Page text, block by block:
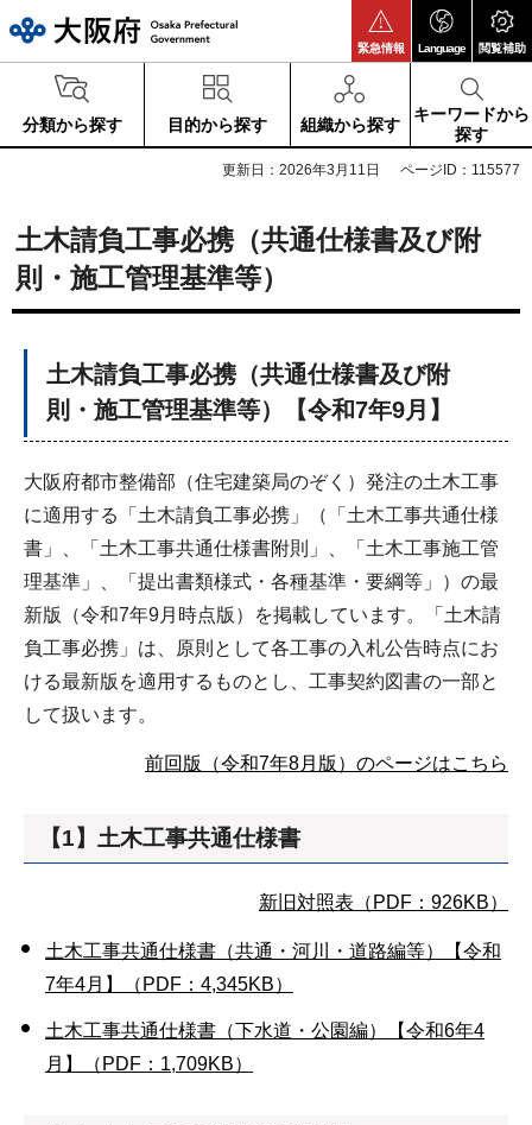
緊急情報 Language 閲覧補助
分類から探す 目的から探す 組織から探す
キーワードから
探す
更新日：2026年3月11日 ページID：115577
土木請負工事必携（共通仕様書及び附
則・施工管理基準等）
土木請負工事必携（共通仕様書及び附
則・施工管理基準等）【令和7年9月】
大阪府都市整備部（住宅建築局のぞく）発注の土木工事
に適用する「土木請負工事必携」（「土木工事共通仕様
書」、「土木工事共通仕様書附則」、「土木工事施工管
理基準」、「提出書類様式・各種基準・要綱等」）の最
新版（令和7年9月時点版）を掲載しています。「土木請
負工事必携」は、原則として各工事の入札公告時点にお
ける最新版を適用するものとし、工事契約図書の一部と
して扱います。
前回版（令和7年8月版）のページはこちら
【1】土木工事共通仕様書
新旧対照表（PDF：926KB）
土木工事共通仕様書（共通・河川・道路編等）【令和
7年4月】（PDF：4,345KB）
土木工事共通仕様書（下水道・公園編）【令和6年4
月】（PDF：1,709KB）